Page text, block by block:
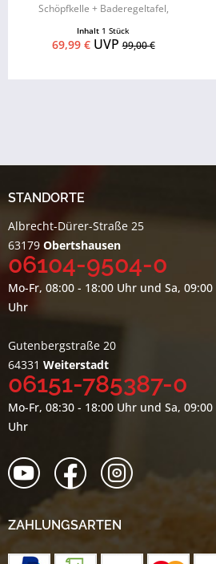
Schöpfkelle + Baderegeltafel,
Kunststoffeinsatz
Inhalt 1 Stück
69,99 €UVP99,00 €
STANDORTE
Albrecht-Dürer-Straße 25
63179 Obertshausen
06104-9504-0
Mo-Fr, 08:00 - 18:00 Uhr und Sa, 09:00
Uhr
Gutenbergstraße 20
64331 Weiterstadt
06151-785387-0
Mo-Fr, 08:30 - 18:00 Uhr und Sa, 09:00
Uhr
ZAHLUNGSARTEN